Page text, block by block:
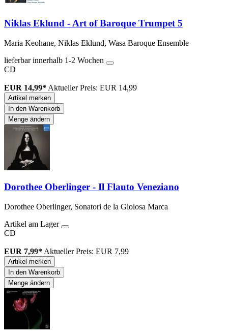
Niklas Eklund - Art of Baroque Trumpet 5
Maria Keohane, Niklas Eklund, Wasa Baroque Ensemble
lieferbar innerhalb 1-2 Wochen
CD
EUR 14,99* Aktueller Preis: EUR 14,99
Artikel merken
In den Warenkorb
Menge ändern
Dorothee Oberlinger - Il Flauto Veneziano
Dorothee Oberlinger, Sonatori de la Gioiosa Marca
Artikel am Lager
CD
EUR 7,99* Aktueller Preis: EUR 7,99
Artikel merken
In den Warenkorb
Menge ändern